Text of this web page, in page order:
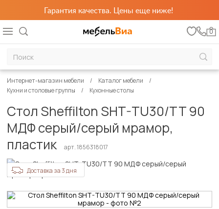
Гарантия качества. Цены еще ниже!
0
Интернет-магазин мебели
Каталог мебели
Кухни и столовые группы
Кухонные столы
Стол Sheffilton SHT-TU30/TT 90
МДФ серый/серый мрамор,
пластик
арт. 1856318017
Доставка за 3 дня